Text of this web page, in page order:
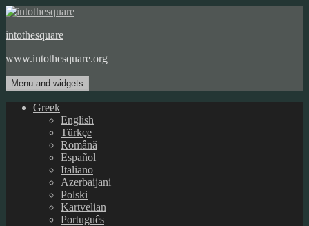
Skip
content
intothesquare
www.intothesquare.org
Menu and widgets
Greek
English
Türkçe
Română
Español
Italiano
Azerbaijani
Polski
Kartvelian
Português